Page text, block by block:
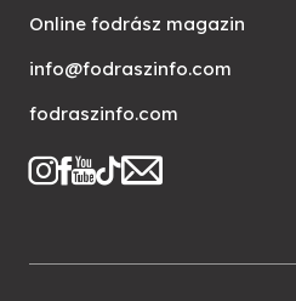
Online fodrász magazin
info@fodraszinfo.com
fodraszinfo.com